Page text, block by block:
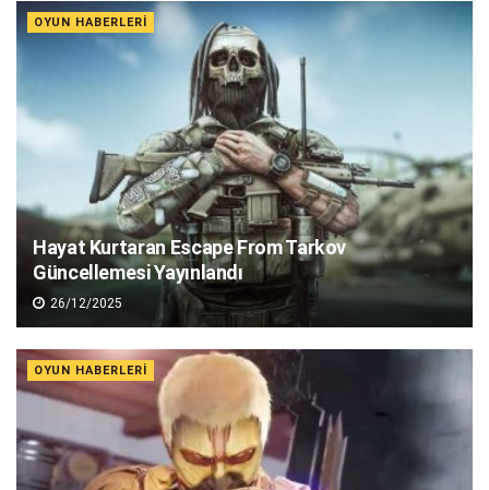
OYUN HABERLERI
Hayat Kurtaran Escape From Tarkov
Güncellemesi Yayınlandı
26/12/2025
OYUN HABERLERI